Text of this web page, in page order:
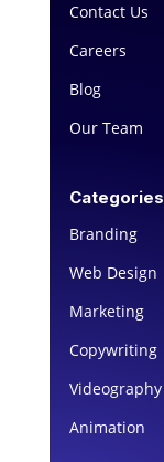
Contact Us
Careers
Blog
Our Team
Categories
Branding
Web Design
Marketing
Copywriting
Videography
Animation